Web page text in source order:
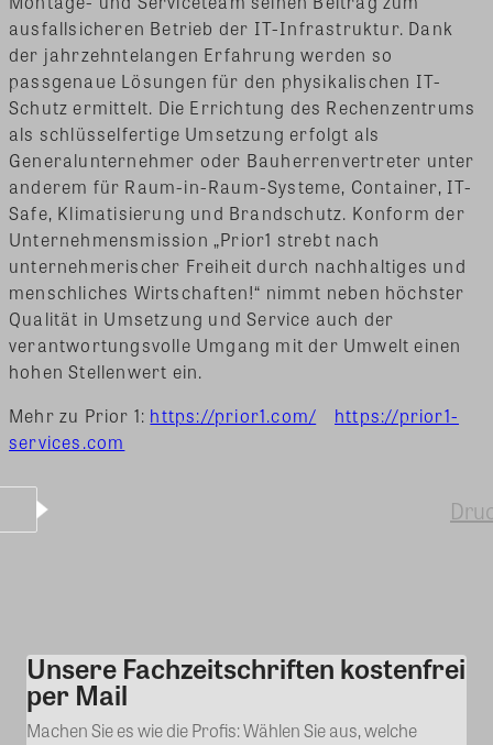
ausfallsicheren Betrieb der IT-Infrastruktur. Dank
der jahrzehntelangen Erfahrung werden so
passgenaue Lösungen für den physikalischen IT-
Schutz ermittelt. Die Errichtung des Rechenzentrums
als schlüsselfertige Umsetzung erfolgt als
Generalunternehmer oder Bauherrenvertreter unter
anderem für Raum-in-Raum-Systeme, Container, IT-
Safe, Klimatisierung und Brandschutz. Konform der
Unternehmensmission „Prior1 strebt nach
unternehmerischer Freiheit durch nachhaltiges und
menschliches Wirtschaften!“ nimmt neben höchster
Qualität in Umsetzung und Service auch der
verantwortungsvolle Umgang mit der Umwelt einen
hohen Stellenwert ein.
Mehr zu Prior 1: https://prior1.com/
https://prior1-
services.com
Kommentar
Unsere Fachzeitschriften kostenfrei
per Mail
Machen Sie es wie die Profis: Wählen Sie aus, welche